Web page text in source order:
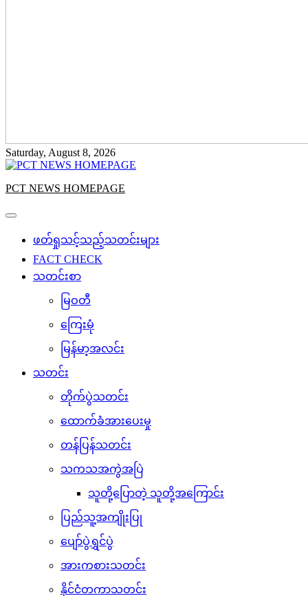
Saturday, August 8, 2026
PCT NEWS HOMEPAGE
ဖတ်ရှုသင့်သည့်သတင်းများ
FACT CHECK
သတင်းစာ
မြဝတီ
ကြေးမုံ
မြန်မာ့အလင်း
သတင်း
တိုက်ပွဲသတင်း
ထောက်ခံအားပေးမှု
တန်ပြန်သတင်း
သကသအကွဲအပြဲ
သူတို့ပြောတဲ့ သူတို့အကြောင်း
ပြည်သူ့အကျိုးပြု
ပျော်ပွဲရွှင်ပွဲ
အားကစားသတင်း
နိုင်ငံတကာသတင်း